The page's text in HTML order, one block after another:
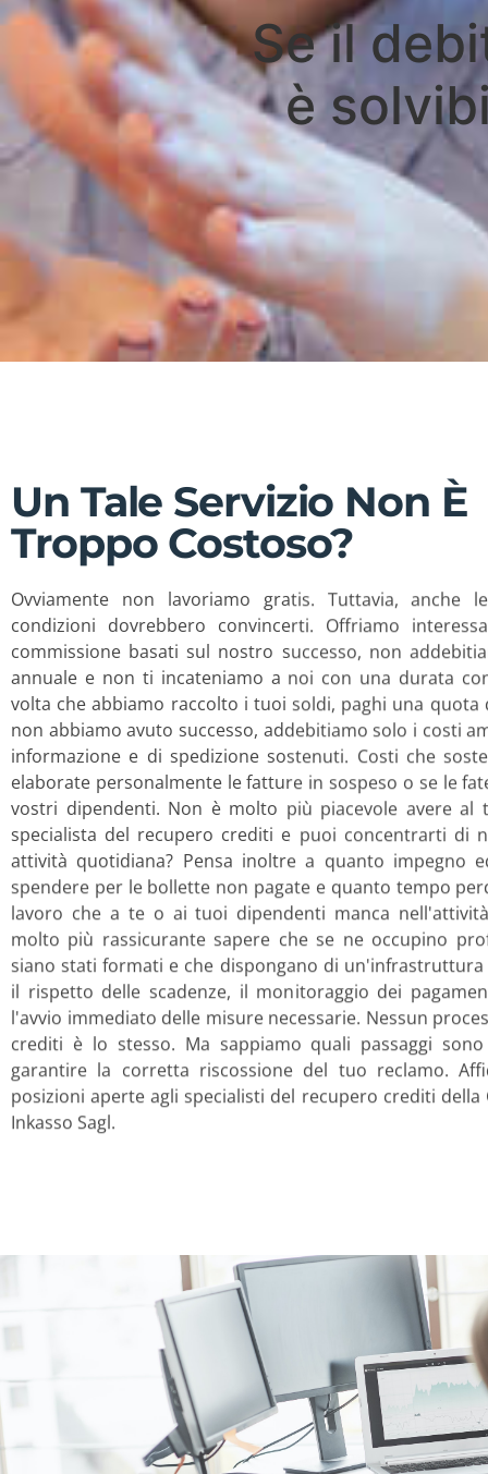
Se il
è
Un Tale Servizio Non È
Troppo Costoso?
Ovviamente non lavoriamo gratis. Tuttavia, anche
condizioni dovrebbero convincerti. Offriamo
commissione basati sul nostro successo, non
annuale e non ti incateniamo a noi con una durata
volta che abbiamo raccolto i tuoi soldi, paghi una quota
non abbiamo avuto successo, addebitiamo solo i costi
informazione e di spedizione sostenuti. Costi che
elaborate personalmente le fatture in sospeso o se le
vostri dipendenti. Non è molto più piacevole avere al
specialista del recupero crediti e puoi concentrarti di
attività quotidiana? Pensa inoltre a quanto impegno
spendere per le bollette non pagate e quanto tempo
lavoro che a te o ai tuoi dipendenti manca
molto più rassicurante sapere che se ne occupino
siano stati formati e che dispongano di un'infrastruttura
il rispetto delle scadenze, il monitoraggio dei
l'avvio immediato delle misure necessarie. Nessun
crediti è lo stesso. Ma sappiamo quali passaggi
garantire la corretta riscossione del tuo reclamo.
posizioni aperte agli specialisti del recupero crediti della
Inkasso Sagl.